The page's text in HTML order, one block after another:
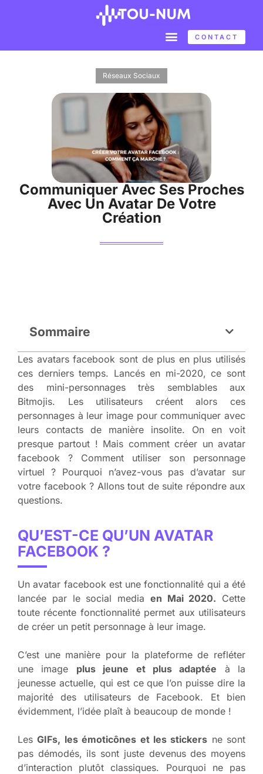
CONTACT
Réseaux Sociaux
Communiquer Avec Ses Proches
Avec Un Avatar De Votre
Création
Sommaire
Les avatars facebook sont de plus en plus utilisés
ces derniers temps. Lancés en mi-2020, ce sont
des mini-personnages très semblables aux
Bitmojis. Les utilisateurs créent alors ces
personnages à leur image pour communiquer avec
leurs contacts de manière insolite. On en voit
presque partout ! Mais comment créer un avatar
facebook ? Comment utiliser son personnage
virtuel ? Pourquoi n’avez-vous pas d’avatar sur
votre facebook ? Allons tout de suite répondre aux
questions.
QU’EST-CE QU’UN AVATAR
FACEBOOK ?
Un avatar facebook est une fonctionnalité qui a été
lancée par le social media en Mai 2020. Cette
toute récente fonctionnalité permet aux utilisateurs
de créer un petit personnage à leur image.
C’est une manière pour la plateforme de refléter
une image plus jeune et plus adaptée à la
jeunesse actuelle, qui est ce que l’on puisse dire la
majorité des utilisateurs de Facebook. Et bien
évidemment, l’idée plaît à beaucoup de monde !
LesGIFs, les émoticônes et les stickers ne sont
pas démodés, ils sont juste devenus des moyens
d’interaction plutôt classiques. Pourquoi ne pas